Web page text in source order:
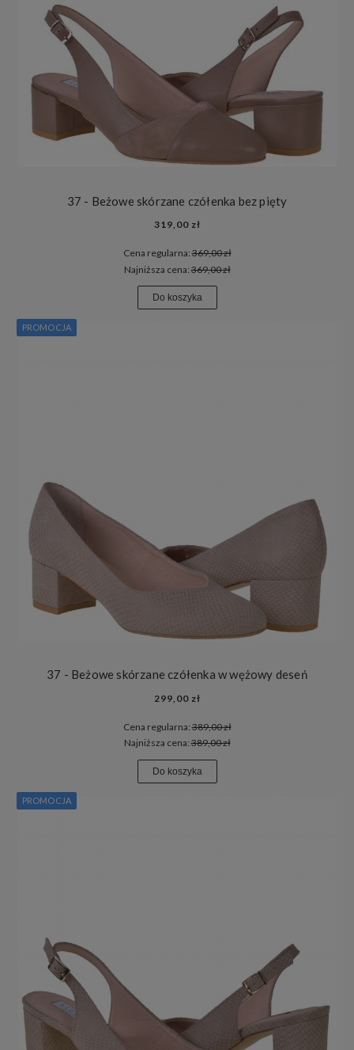
37 - Beżowe skórzane czółenka bez pięty
319,00 zł
Cena regularna:369,00 zł
Najniższa cena:369,00 zł
Do koszyka
37 - Beżowe skórzane czółenka w wężowy deseń
299,00 zł
Cena regularna:389,00 zł
Najniższa cena:389,00 zł
Do koszyka
PROMOCJA
PROMOCJA